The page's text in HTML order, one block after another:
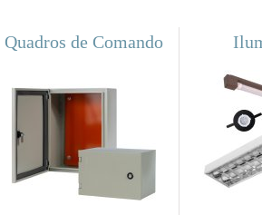
Quadros de Comando